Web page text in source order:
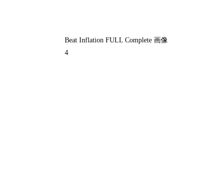
Beat Inflation FULL Complete 画像
4